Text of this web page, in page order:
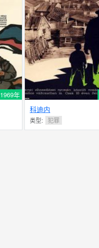
1969年
科迪内
类型: 犯罪